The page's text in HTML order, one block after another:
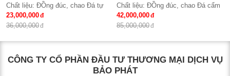
Chất liệu: ĐỒng đúc, chao Đá tự
nhiên
Số lượng tay : 15 tay
Bóng đèn: Bóng led tiết kiệm điện
E14*15
Bảo hành: 2 năm
23,000,000
36,000,000
Chất liệu: ĐỒng đúc, chao Đá cẩm
thạch trắng tự nhiên
Số lượng tay : 24 tay
Bóng đèn: Bóng led tiết kiệm điện
Bảo hành: 2 năm
42,000,000
85,000,000
CÔNG TY CỔ PHẦN ĐẦU TƯ THƯƠNG MẠI DỊCH VỤ
BẢO PHÁT